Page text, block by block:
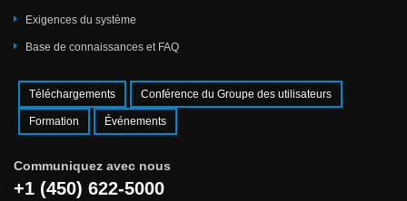
Exigences du système
Base de connaissances et FAQ
Téléchargements Conférence du Groupe des utilisateurs
Formation Événements
Communiquez avec nous
+1 (450) 622-5000